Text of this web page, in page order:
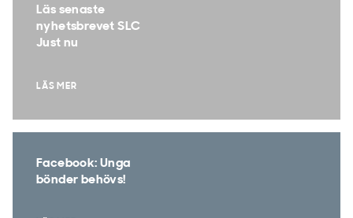
Läs senaste
nyhetsbrevet SLC
Just nu
LÄS MER
Facebook: Unga
bönder behövs!